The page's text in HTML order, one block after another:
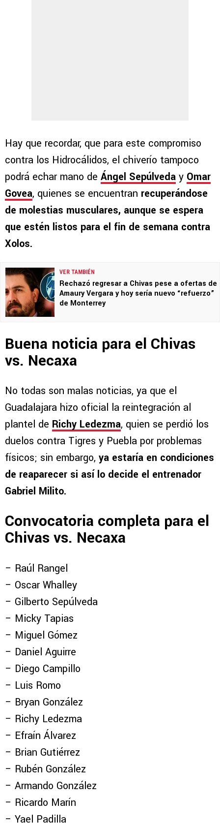
Hay que recordar, que para este compromiso
contra los Hidrocálidos, el chiverío tampoco
podrá echar mano de Ángel Sepúlveda y Omar
Govea, quienes se encuentran recuperándose
de molestias musculares, aunque se espera
que estén listos para el fin de semana contra
Xolos.
VER TAMBIÉN
Rechazó regresar a Chivas pese a ofertas de
Amaury Vergara y hoy sería nuevo “refuerzo”
de Monterrey
Buena noticia para el Chivas
vs. Necaxa
No todas son malas noticias, ya que el
Guadalajara hizo oficial la reintegración al
plantel de Richy Ledezma, quien se perdió los
duelos contra Tigres y Puebla por problemas
físicos; sin embargo, ya estaría en condiciones
de reaparecer si así lo decide el entrenador
Gabriel Milito.
Convocatoria completa para el
Chivas vs. Necaxa
– Raúl Rangel
– Oscar Whalley
– Gilberto Sepúlveda
– Micky Tapias
– Miguel Gómez
– Daniel Aguirre
– Diego Campillo
– Luis Romo
– Bryan González
– Richy Ledezma
– Efraín Álvarez
– Brian Gutiérrez
– Rubén González
– Armando González
– Ricardo Marín
– Yael Padilla